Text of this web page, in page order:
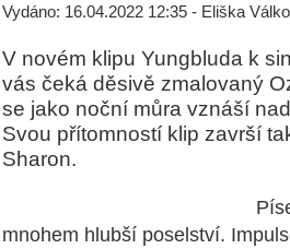
Vydáno: 16.04.2022 12:35 - Eliška
V novém klipu Yungbluda k
vás čeká děsivě zmalovaný
se jako noční můra vznáší
Svou přítomností klip završí
Sharon.
mnohem hlubší poselství.